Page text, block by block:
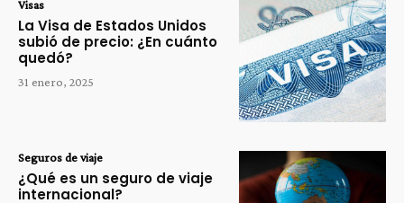
Visas
La Visa de Estados Unidos
subió de precio: ¿En cuánto
quedó?
31 enero, 2025
Seguros de viaje
¿Qué es un seguro de viaje
internacional?